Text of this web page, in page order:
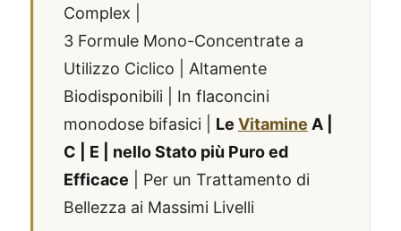
Complex |
3 Formule Mono-Concentrate a
Utilizzo Ciclico | Altamente
Biodisponibili | In flaconcini
monodose bifasici | Le Vitamine A |
C | E | nello Stato più Puro ed
Efficace | Per un Trattamento di
Bellezza ai Massimi Livelli